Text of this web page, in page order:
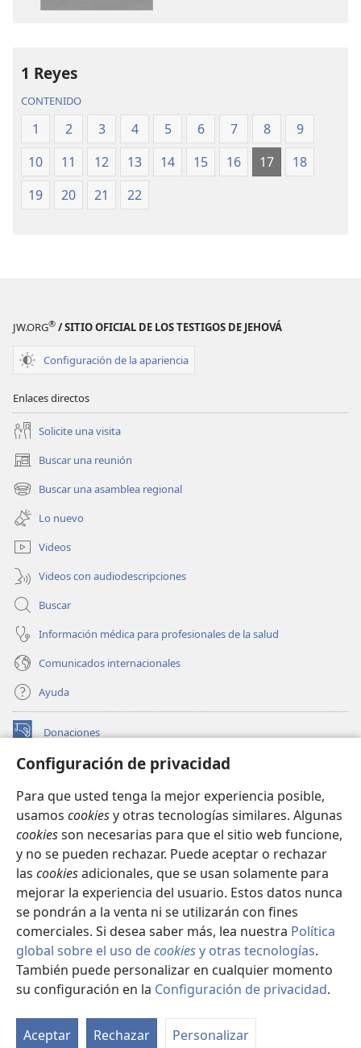
Configuración de privacidad
Para que usted tenga la mejor experiencia posible,
usamos cookiesy otras tecnologías similares. Algunas
cookiesson necesarias para que el sitio web funcione,
y no se pueden rechazar. Puede aceptar o rechazar
las cookiesadicionales, que se usan solamente para
mejorar la experiencia del usuario. Estos datos nunca
se pondrán a la venta ni se utilizarán con fines
comerciales. Si desea saber más, lea nuestra Política
global sobre el uso decookiesy otras tecnologías.
También puede personalizar en cualquier momento
su configuración en la Configuración de privacidad.
Aceptar Rechazar Personalizar
(revisión
del
2019)
(revisión
del
2019)
1 Reyes
CONTENIDO
1 2 3 4 5 6 7 8
9
10
11 12 13 14 15 16 17
18
19
20 21 22
JW.ORG® / SITIO OFICIAL DE LOS TESTIGOS DE JEHOVÁ
Configuración de la apariencia
Enlaces directos
Solicite una visita
Buscar una reunión
(abre
una
nueva
ventana)
Buscar una asamblea regional
(abre
una
nueva
ventana)
Lo nuevo
Videos
Videos con audiodescripciones
Buscar
Información médica para profesionales de la salud
Comunicados internacionales
Ayuda
Donaciones
(abre
nueva BIBLIOTECA EN LÍNEA Watchtower™
una
nueva
ventana)
JW Hub
(abre
una
nueva
ventana)
JW Library
Watchtower Library
Copyright© 2026 Watch Tower Bible and Tract Society of Pennsylvania.
CONDICIONES DE USO|POLÍTICA DE PRIVACIDAD|
CONFIGURACIÓN DE PRIVACIDAD